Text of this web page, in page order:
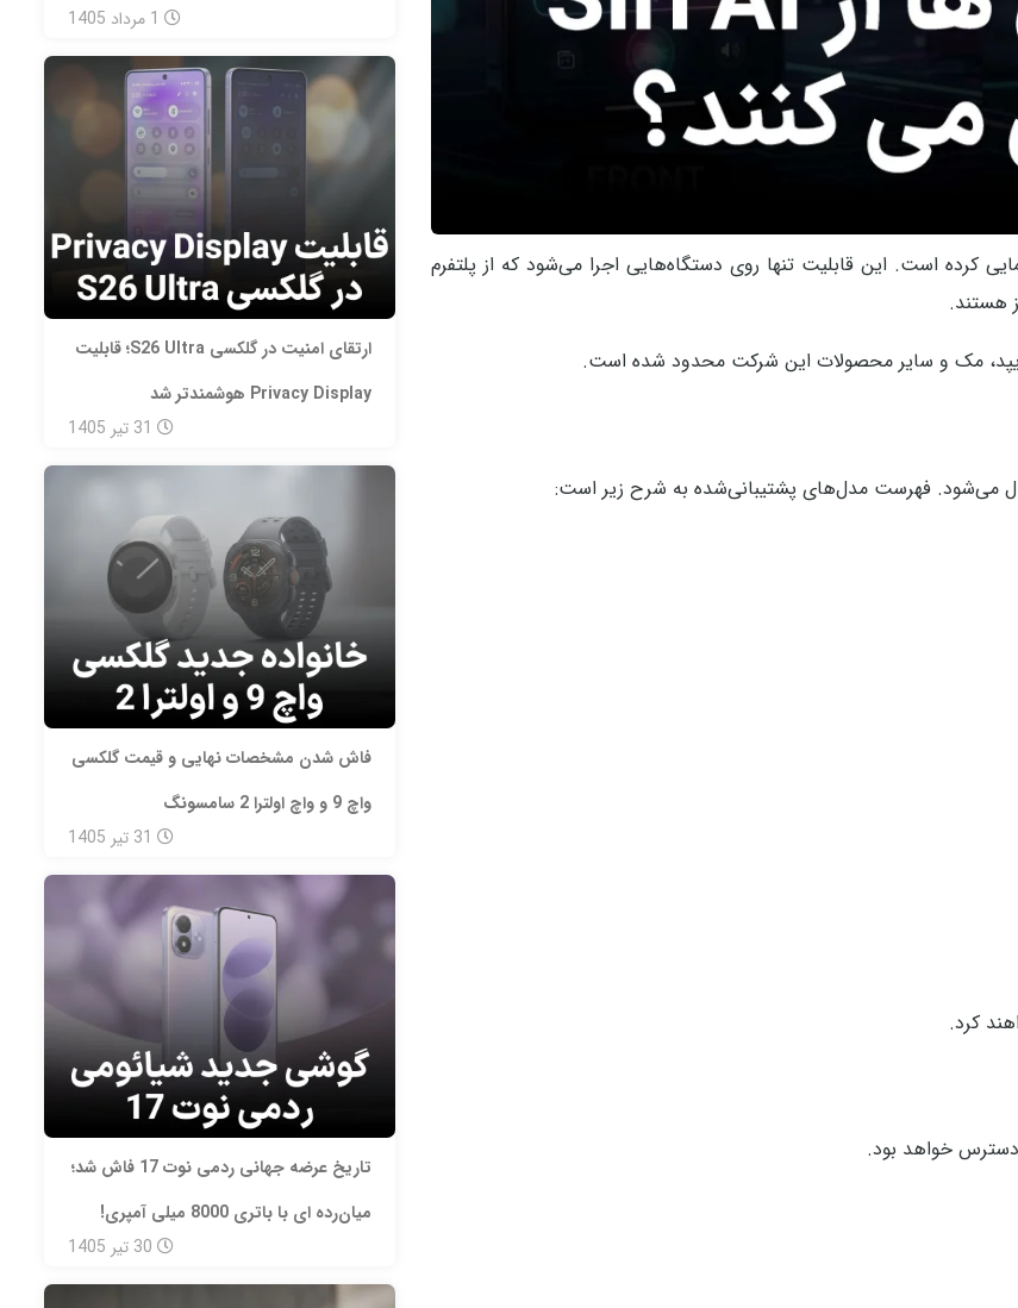
کرده است. این قابلیت تنها روی دستگاه‌هایی اجرا می‌شود که از پلتفرم
هستند.
1 مرداد 1405
ارتقای امنیت در گلکسی S26 Ultra؛ قابلیت
Privacy Display هوشمندتر شد
31 تیر 1405
فاش شدن مشخصات نهایی و قیمت گلکسی
واچ 9 و واچ اولترا 2 سامسونگ
31 تیر 1405
تاریخ عرضه جهانی ردمی نوت 17 فاش شد؛
میان‌رده‌ ای با باتری 8000 میلی‌ آمپری!
30 تیر 1405